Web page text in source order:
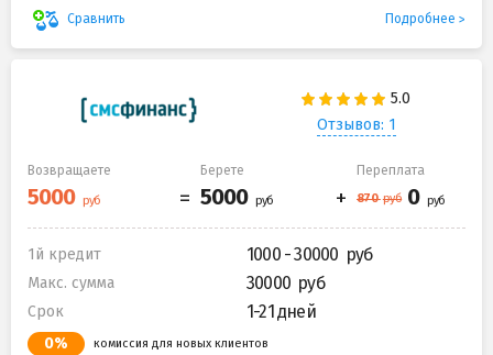
Сравнить Подробнее
Отзывов: 1
Возвращаете Берете Переплата
1й кредит 1000 - 30000
Макс. сумма 30000
Срок 1-21 дней
0% комиссия для новых клиентов